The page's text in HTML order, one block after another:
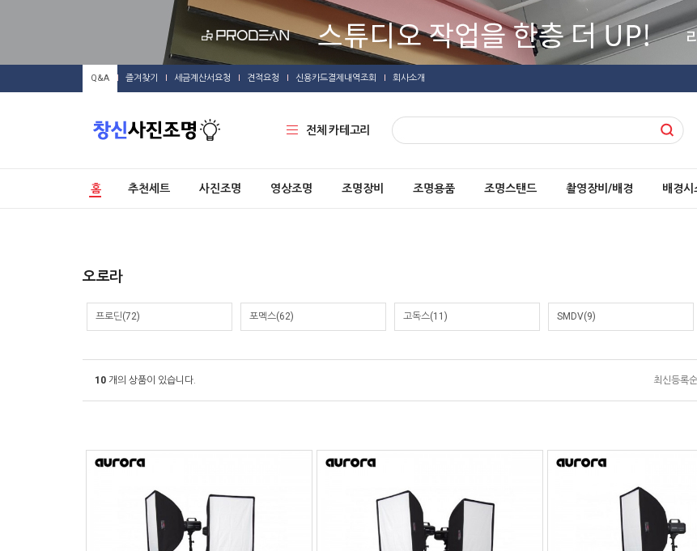
Q&A 즐겨찾기 세금계산서요청 견적요청 신용카드결제내역조회 회사소개
전체 카테고리
홈 추천세트 사진조명 영상조명 조명장비 조명용품 조명스탠드 촬영장비/배경 배경시
오로라
프로딘(72) 포멕스(62) 고독스(11) SMDV(9)
10 개의 상품이 있습니다. 최신등록순